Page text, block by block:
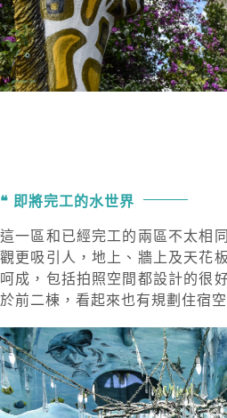
即將完工的水世界
這一區和已經完工的兩區不太相
觀更吸引人，地上、牆上及天花
呵成，包括拍照空間都設計的很
於前二棟，看起來也有規劃住宿空